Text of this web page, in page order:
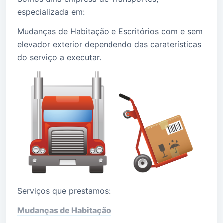
especializada em:
Mudanças de Habitação e Escritórios com e sem
elevador exterior dependendo das caraterísticas
do serviço a executar.
Serviços que prestamos:
Mudanças de Habitação